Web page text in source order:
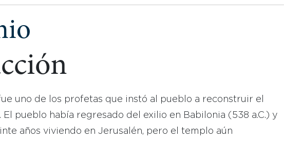
fue uno de los profetas que instó al pueblo a reconstruir el
pueblo había regresado del exilio en Babilonia (538 a.C.) y
años viviendo en Jerusalén, pero el templo aún